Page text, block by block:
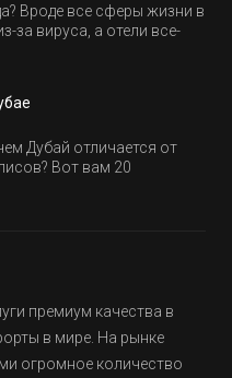
Вроде все сферы жизни в
за вируса, а отели все-
заезды дают промо-
Дубай отличается от
Вот вам 20
премиум качества в
в мире. На рынке
огромное количество